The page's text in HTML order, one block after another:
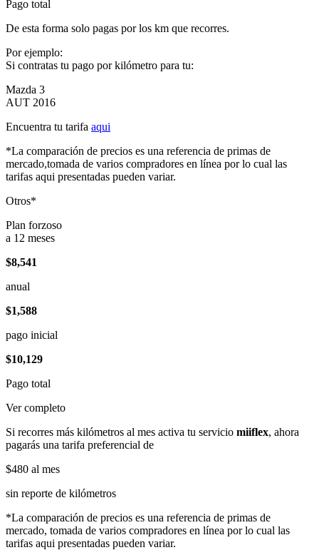
Pago total
De esta forma solo pagas por los km que recorres.
Por ejemplo:
Si contratas tu pago por kilómetro para tu:
Mazda 3
AUT 2016
Encuentra tu tarifa aqui
*La comparación de precios es una referencia de primas de
mercado,tomada de varios compradores en línea por lo cual las
tarifas aqui presentadas pueden variar.
Otros*
Plan forzoso
a 12 meses
$8,541
anual
$1,588
pago inicial
$10,129
Pago total
Ver completo
Si recorres más kilómetros al mes activa tu servicio miiflex, ahora
pagarás una tarifa preferencial de
$480 al mes
sin reporte de kilómetros
*La comparación de precios es una referencia de primas de
mercado, tomada de varios compradores en línea por lo cual las
tarifas aqui presentadas pueden variar.